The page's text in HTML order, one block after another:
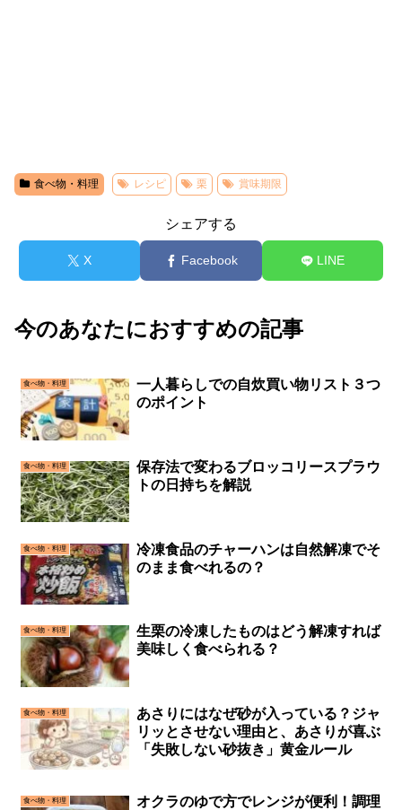
食べ物・料理 レシピ 栗 賞味期限
シェアする
X Facebook LINE
今のあなたにおすすめの記事
食べ物・料理
一人暮らしでの自炊買い物リスト３つ
のポイント
食べ物・料理
保存法で変わるブロッコリースプラウ
トの日持ちを解説
食べ物・料理
冷凍食品のチャーハンは自然解凍でそ
のまま食べれるの？
食べ物・料理
生栗の冷凍したものはどう解凍すれば
美味しく食べられる？
食べ物・料理
あさりにはなぜ砂が入っている？ジャ
リッとさせない理由と、あさりが喜ぶ
「失敗しない砂抜き」黄金ルール
食べ物・料理
オクラのゆで方でレンジが便利！調理